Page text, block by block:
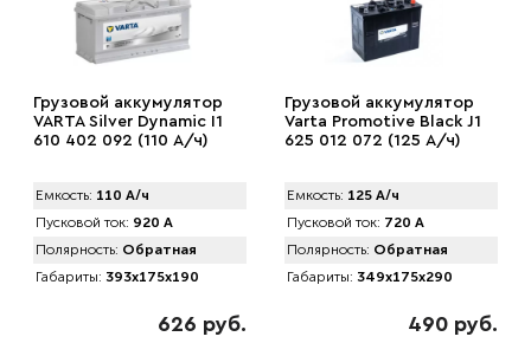
Грузовой аккумулятор
VARTA Silver Dynamic I1
610 402 092 (110 А/ч)
Емкость: 110 А/ч
Пусковой ток: 920 А
Полярность: Обратная
Габариты: 393x175x190
626 руб.
Грузовой аккумулятор
Varta Promotive Black J1
625 012 072 (125 А/ч)
Емкость: 125 А/ч
Пусковой ток: 720 А
Полярность: Обратная
Габариты: 349x175x290
490 руб.